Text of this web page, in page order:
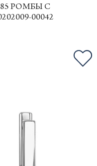
РОМБЫ С
00042